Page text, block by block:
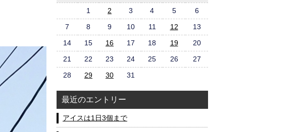
1
2 3 4 5
6
7
8 9 10 11 12
13
14
15 16 17 18 19
20
21
22 23 24 25 26
27
28
29 30 31
最近のエントリー
アイスは1日3個まで